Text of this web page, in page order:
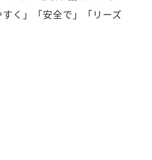
く」「安全で」「リーズ